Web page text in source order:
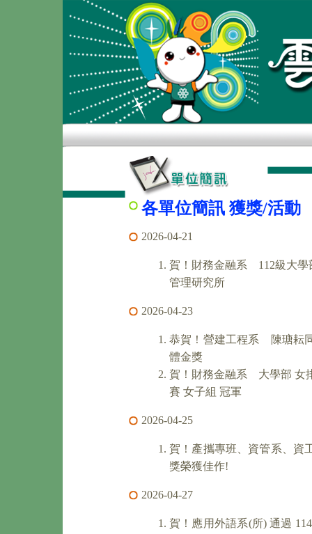
各單位簡訊 獲獎/活動
2026-04-21
賀！財務金融系 112級大學
管理研究所
2026-04-23
恭賀！營建工程系 陳瑭耘
體金獎
賀！財務金融系 大學部 女
賽 女子組 冠軍
2026-04-25
賀！產攜專班、資管系、資
獎榮獲佳作!
2026-04-27
賀！應用外語系(所) 通過